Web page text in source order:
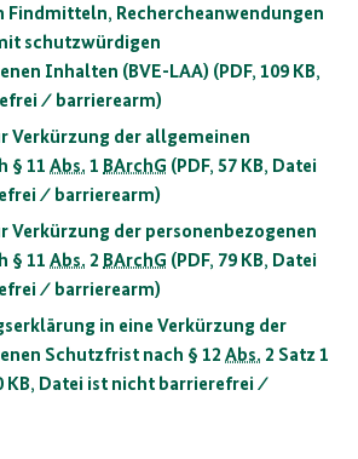
Findmitteln, Rechercheanwendungen
schutzwürdigen
Inhalten (BVE-LAA) (PDF, 109 KB,
⁄ barrierearm)
Verkürzung der allgemeinen
§ 11 Abs. 1 BArchG (PDF, 57 KB, Datei
⁄ barrierearm)
Verkürzung der personenbezogenen
§ 11 Abs. 2 BArchG (PDF, 79 KB, Datei
⁄ barrierearm)
in eine Verkürzung der
Schutzfrist nach § 12 Abs. 2 Satz 1
KB, Datei ist nicht barrierefrei ⁄